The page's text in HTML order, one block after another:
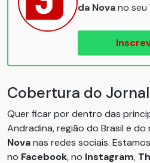
da Novano seu
Cobertura do
Quer ficar por dentro das
Andradina, região do Brasil e do
Novanas redes sociais.
no Facebook, no Instagram,